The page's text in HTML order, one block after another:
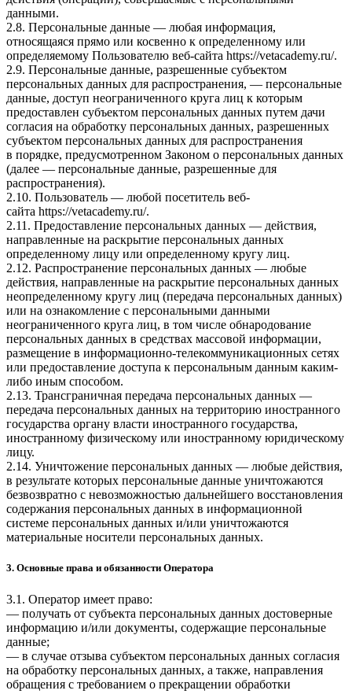
данными.
2.8. Персональные данные — любая информация,
относящаяся прямо или косвенно к определенному или
определяемому Пользователю веб-сайта https://vetacademy.ru/.
2.9. Персональные данные, разрешенные субъектом
персональных данных для распространения, — персональные
данные, доступ неограниченного круга лиц к которым
предоставлен субъектом персональных данных путем дачи
согласия на обработку персональных данных, разрешенных
субъектом персональных данных для распространения
в порядке, предусмотренном Законом о персональных данных
(далее — персональные данные, разрешенные для
распространения).
2.10. Пользователь — любой посетитель веб-
сайта https://vetacademy.ru/.
2.11. Предоставление персональных данных — действия,
направленные на раскрытие персональных данных
определенному лицу или определенному кругу лиц.
2.12. Распространение персональных данных — любые
действия, направленные на раскрытие персональных данных
неопределенному кругу лиц (передача персональных данных)
или на ознакомление с персональными данными
неограниченного круга лиц, в том числе обнародование
персональных данных в средствах массовой информации,
размещение в информационно-телекоммуникационных сетях
или предоставление доступа к персональным данным каким-
либо иным способом.
2.13. Трансграничная передача персональных данных —
передача персональных данных на территорию иностранного
государства органу власти иностранного государства,
иностранному физическому или иностранному юридическому
лицу.
2.14. Уничтожение персональных данных — любые действия,
в результате которых персональные данные уничтожаются
безвозвратно с невозможностью дальнейшего восстановления
содержания персональных данных в информационной
системе персональных данных и/или уничтожаются
материальные носители персональных данных.
3. Основные права и обязанности Оператора
3.1. Оператор имеет право:
— получать от субъекта персональных данных достоверные
информацию и/или документы, содержащие персональные
данные;
— в случае отзыва субъектом персональных данных согласия
на обработку персональных данных, а также, направления
обращения с требованием о прекращении обработки